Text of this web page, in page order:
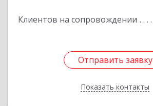
Клиентов на сопровождении
Отправить заявку
Показать контакты
Отправить заявку
Назад